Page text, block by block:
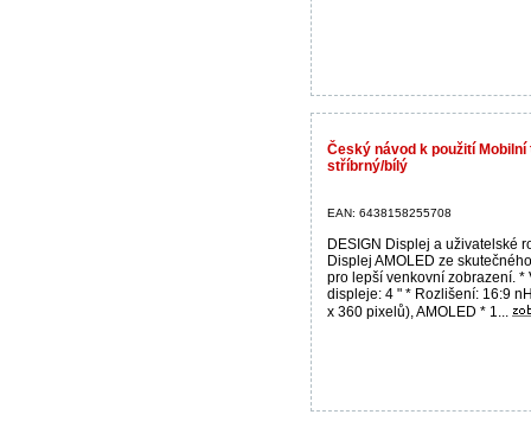
Český návod k použití Mobilní
stříbrný/bílý
EAN: 6438158255708
DESIGN Displej a uživatelské
Displej AMOLED ze
pro lepší venkovní zobrazení. *
displeje: 4 " * Rozlišení: 16:9
x 360 pixelů), AMOLED * 1...